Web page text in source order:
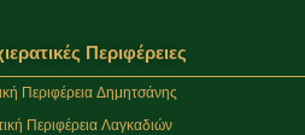
Περιφέρειες
Περιφέρεια Δημητσάνης
Περιφέρεια Λαγκαδιών